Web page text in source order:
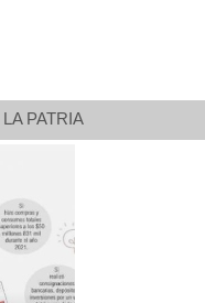
PATRIA